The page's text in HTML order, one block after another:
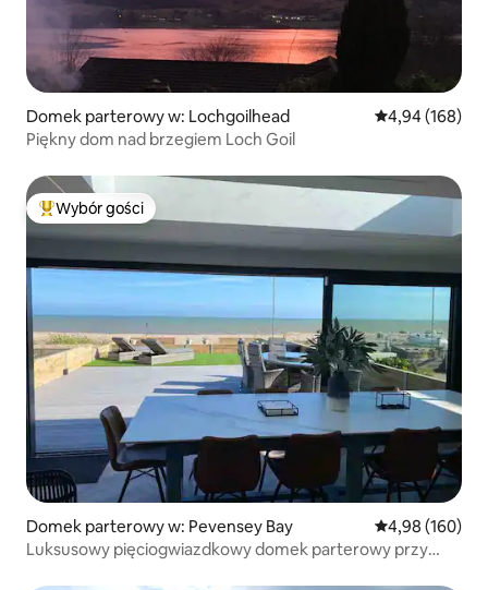
Domek parterowy w: Lochgoilhead Średnia
4,94 (168)
Piękny dom nad brzegiem Loch Goil
Najpopularniejsze z kategorii Wybór gości
Wybór gości
Domek parterowy w: Pevensey Bay Średnia
4,98 (160)
Luksusowy pięciogwiazdkowy domek parterowy przy